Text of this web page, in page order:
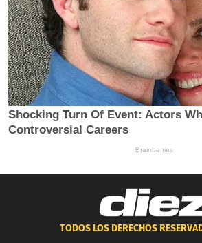
TODOS LOS DERECHOS